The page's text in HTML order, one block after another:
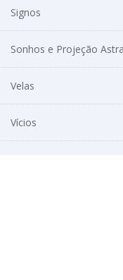
Signos
Sonhos e Projeção
Velas
Vícios